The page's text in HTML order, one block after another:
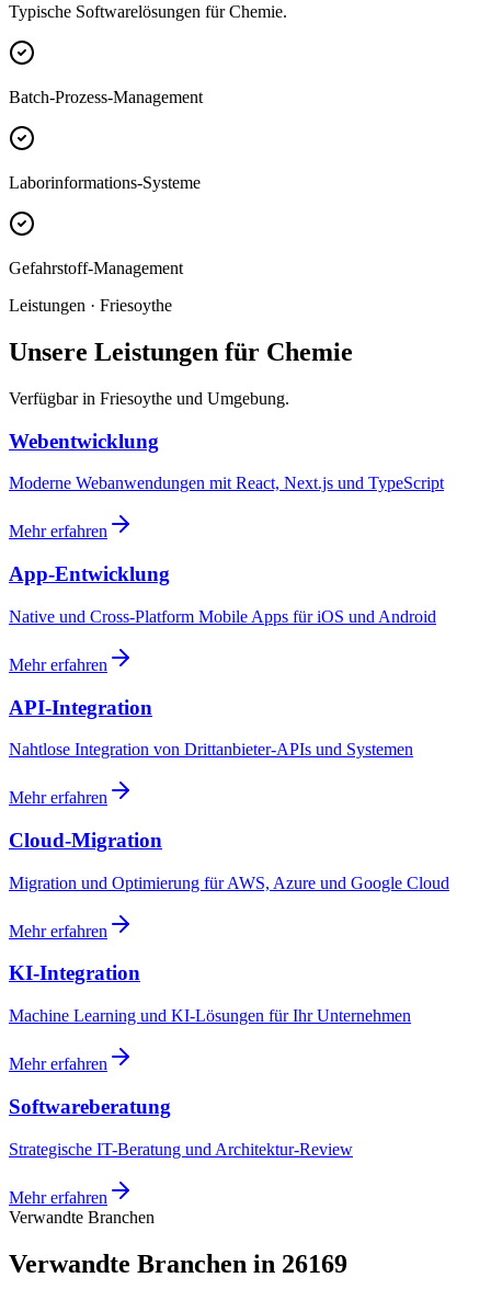
Typische Softwarelösungen für Chemie.
Batch-Prozess-Management
Laborinformations-Systeme
Gefahrstoff-Management
Leistungen · Friesoythe
Unsere Leistungen für Chemie
Verfügbar in Friesoythe und Umgebung.
Webentwicklung
Moderne Webanwendungen mit React, Next.js und TypeScript
Mehr erfahren
App-Entwicklung
Native und Cross-Platform Mobile Apps für iOS und Android
Mehr erfahren
API-Integration
Nahtlose Integration von Drittanbieter-APIs und Systemen
Mehr erfahren
Cloud-Migration
Migration und Optimierung für AWS, Azure und Google Cloud
Mehr erfahren
KI-Integration
Machine Learning und KI-Lösungen für Ihr Unternehmen
Mehr erfahren
Softwareberatung
Strategische IT-Beratung und Architektur-Review
Mehr erfahren
Verwandte Branchen
Verwandte Branchen in 26169